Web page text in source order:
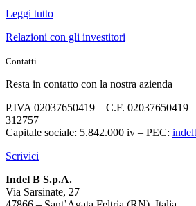
Leggi tutto
Relazioni con gli investitori
Contatti
Resta in contatto con la nostra azienda
P.IVA 02037650419 – C.F. 02037650419
312757
Capitale sociale: 5.842.000 iv – PEC:
Scrivici
Indel B S.p.A.
Via Sarsinate, 27